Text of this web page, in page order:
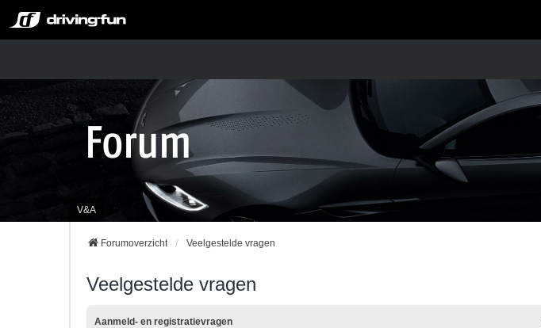
V&A
Forumoverzicht Veelgestelde vragen
Veelgestelde vragen
Aanmeld- en registratievragen